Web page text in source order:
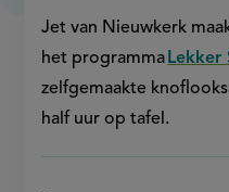
Jet van Nieuwkerk
het programma Lekker
zelfgemaakte
half uur op tafel.